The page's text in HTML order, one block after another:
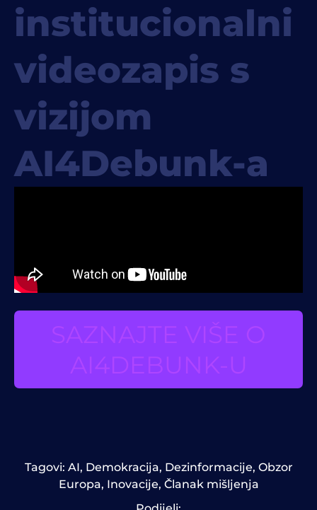
institucionalni
videozapis s
vizijom
AI4Debunk-a
SAZNAJTE VIŠE O
AI4DEBUNK-U
Tagovi: AI, Demokracija, Dezinformacije, Obzor
Europa, Inovacije, Članak mišljenja